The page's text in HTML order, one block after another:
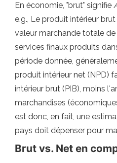
En économie, "brut" signifie
e.g., Le produit intérieur
valeur marchande totale
services finaux produits
période donnée,
produit intérieur net (NPD)
intérieur brut (PIB), moins
marchandises
est donc, en fait, une
pays doit dépenser pour
Brut vs. Net en